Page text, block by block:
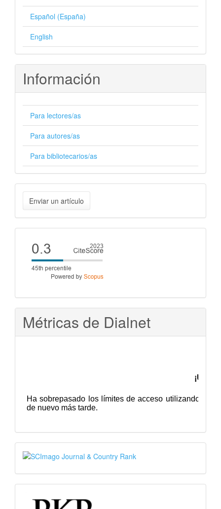
Español (España)
English
Información
Para lectores/as
Para autores/as
Para bibliotecarios/as
Enviar
un
artículo
Enviar un artículo
Cite
score
Métricas de Dialnet
SJR
PKP